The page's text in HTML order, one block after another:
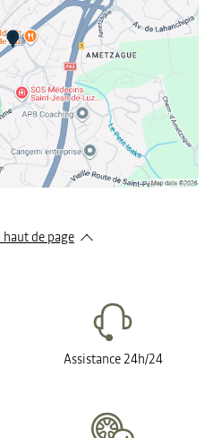
de page​
Assistance 24h/24